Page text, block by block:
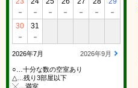
－ － － － － － －
30
－
31
－
2026年7月 2026年9月
○…十分な数の空室あり
△…残り3部屋以下
╳…満室